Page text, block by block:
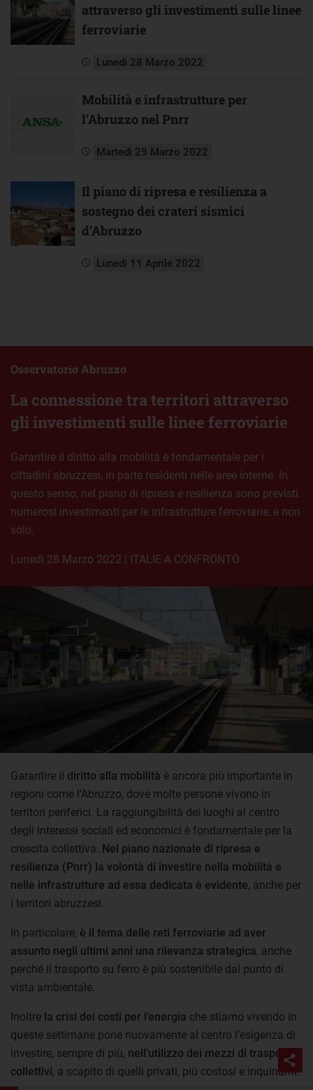
attraverso gli investimenti sulle linee
ferroviarie
Lunedì 28 Marzo 2022
Mobilità e infrastrutture per
l’Abruzzo nel Pnrr
Martedì 29 Marzo 2022
Il piano di ripresa e resilienza a
sostegno dei crateri sismici
d’Abruzzo
Lunedì 11 Aprile 2022
La connessione tra territori attraverso
gli investimenti sulle linee ferroviarie
Osservatorio Abruzzo
Garantire il diritto alla mobilità è fondamentale per i
cittadini abruzzesi, in parte residenti nelle aree interne. In
questo senso, nel piano di ripresa e resilienza sono previsti
numerosi investimenti per le infrastrutture ferroviarie, e non
solo.
lunedì 28 Marzo 2022 | ITALIE A CONFRONTO
Garantire il diritto alla mobilità è ancora più importante in
regioni come l’Abruzzo, dove molte persone vivono in
territori periferici. La raggiungibilità dei luoghi al centro
degli interessi sociali ed economici è fondamentale per la
crescita collettiva. Nel piano nazionale di ripresa e
resilienza (Pnrr) la volontà di investire nella mobilità e
nelle infrastrutture ad essa dedicata è evidente, anche per
i territori abruzzesi.
In particolare, è il tema delle reti ferroviarie ad aver
assunto negli ultimi anni una rilevanza strategica, anche
perché il trasporto su ferro è più sostenibile dal punto di
vista ambientale.
Inoltre la crisi dei costi per l’energia che stiamo vivendo in
queste settimane pone nuovamente al centro l’esigenza di
investire, sempre di più, nell’utilizzo dei mezzi di trasporto
collettivi, a scapito di quelli privati, più costosi e inquinanti.